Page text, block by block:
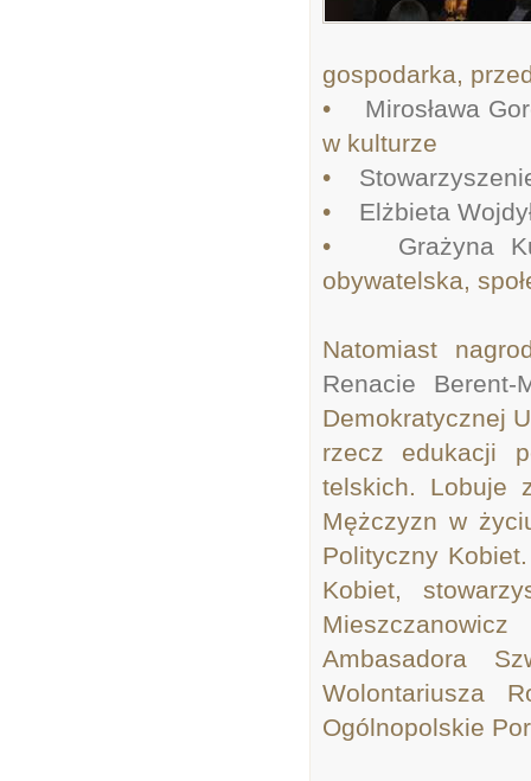
gospodarka,
• Mirosława
w kulturze
•
• Elżbieta
• Grażyna
obywatelska,
Natomiast
Renacie Berent-
Demokratycznej
rzecz edukacji
telskich. Lobuje
Mężczyzn w
Polityczny
Kobiet,
Ambasadora
Wolontariusza
Ogólnopolskie